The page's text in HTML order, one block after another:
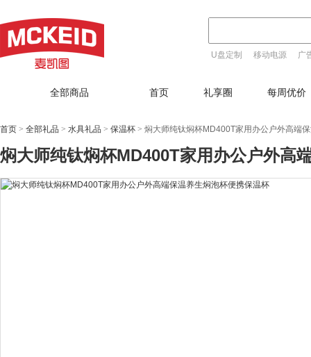
U盘定制 移动电源 广
全部商品 首页 礼享圈 每周优价
首页 > 全部礼品 > 水具礼品 > 保温杯 > 焖大师纯钛焖杯MD400T家用办公户外高端
焖大师纯钛焖杯MD400T家用办公户外高